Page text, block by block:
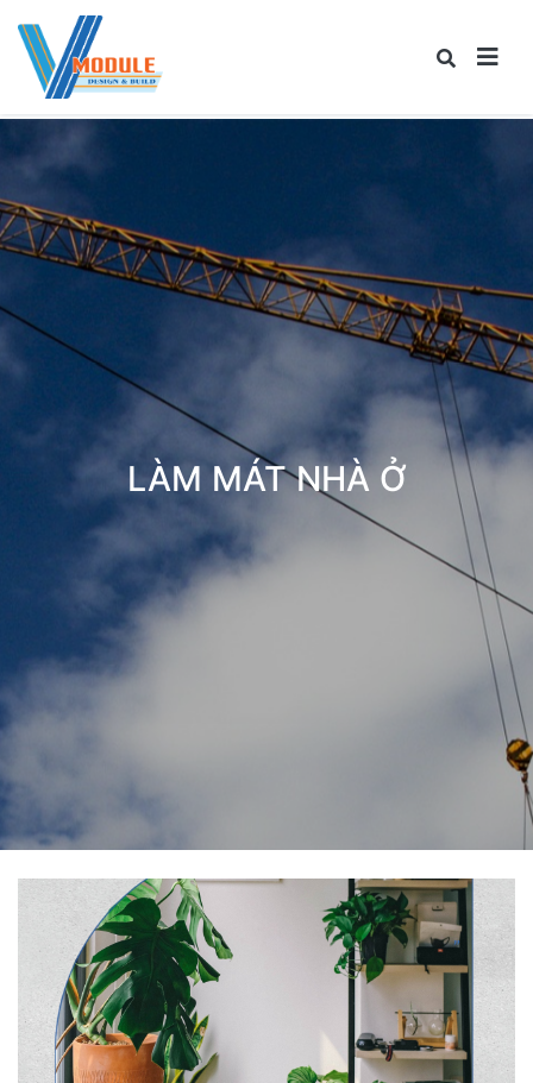
LÀM MÁT NHÀ Ở